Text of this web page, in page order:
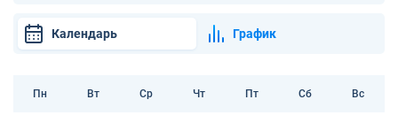
Календарь График
Пн Вт Ср Чт Пт Сб Вс